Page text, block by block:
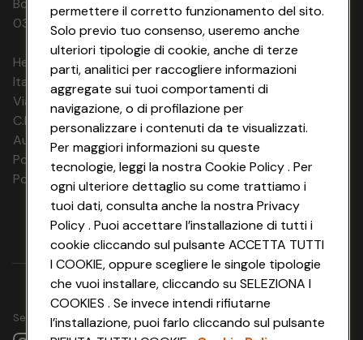
Bologna 00865960157 PARTITA IVA
03320960374 CONAD SOC. COOP.
HeyConad Viaggi è un servizio gestito da
Italia Travel Marketing S.r.l.
Via Chiesolina 8 | 37066 Sommacampagna (VR)
C.F. e P.IVA: 03816060234
Aut. Prov Verona n. 4737/10
Polizza Ass. RC n. 177765037
Polizza Ass. Protection n. 6006000083/F
Seguici su
permettere il corretto funzionamento del sito.
Solo previo tuo consenso, useremo anche
ulteriori tipologie di cookie, anche di terze
parti, analitici per raccogliere informazioni
aggregate sui tuoi comportamenti di
navigazione, o di profilazione per
personalizzare i contenuti da te visualizzati.
Per maggiori informazioni su queste
tecnologie, leggi la nostra Cookie Policy . Per
ogni ulteriore dettaglio su come trattiamo i
tuoi dati, consulta anche la nostra Privacy
Policy . Puoi accettare l’installazione di tutti i
cookie cliccando sul pulsante ACCETTA TUTTI
I COOKIE, oppure scegliere le singole tipologie
che vuoi installare, cliccando su SELEZIONA I
COOKIES . Se invece intendi rifiutarne
l’installazione, puoi farlo cliccando sul pulsante